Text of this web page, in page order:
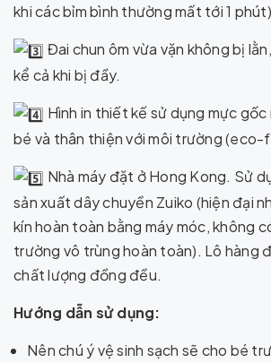
khi các bỉm bình thường mất tới 1
Đai chun ôm vừa vặn không bị
kể cả khi bị đầy.
Hình in thiết kế sử dụng mực
bé và thân thiện với môi trường (eco-
Nhà máy đặt ở Hong Kong. Sử
sản xuất dây chuyền Zuiko (hiện đại
kín hoàn toàn bằng máy móc, không
trường vô trùng hoàn toàn). Lô hàng
chất lượng đồng đều.
Hướng dẫn sử dụng:
Nên chú ý vệ sinh sạch sẽ cho bé